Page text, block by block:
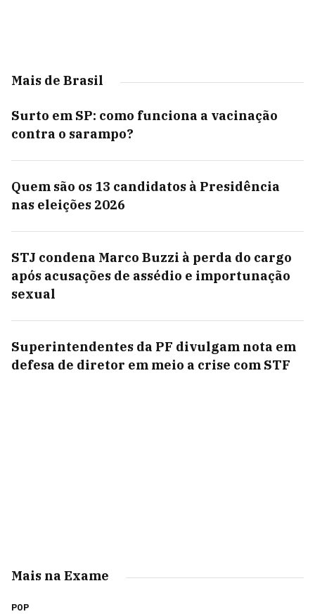
Mais de Brasil
Surto em SP: como funciona a vacinação
contra o sarampo?
Quem são os 13 candidatos à Presidência
nas eleições 2026
STJ condena Marco Buzzi à perda do cargo
após acusações de assédio e importunação
sexual
Superintendentes da PF divulgam nota em
defesa de diretor em meio a crise com STF
Mais na Exame
POP